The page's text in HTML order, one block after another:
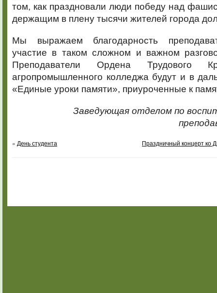
том, как праздновали люди победу над
держащим в плену тысячи жителей города
Мы выражаем благодарность
участие в таком сложном и важном
Преподаватели Ордена Трудового
агропромышленного колледжа будут и в
«Единые уроки памяти», приуроченные к
Заведующая отделом по
« День студента Праздничный концерт ко